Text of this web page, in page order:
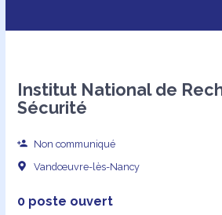
Institut National de
Sécurité
Non communiqué
Vandœuvre-lès-Nancy
0 poste ouvert